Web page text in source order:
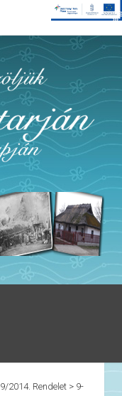
9/2014. Rendelet > 9-